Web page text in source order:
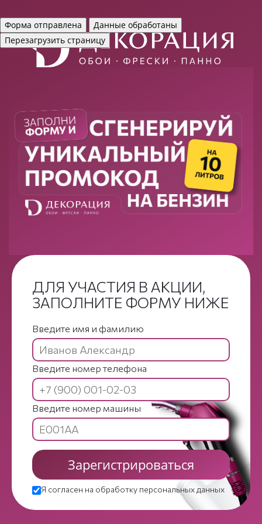
ДЛЯ УЧАСТИЯ В АКЦИИ,
ЗАПОЛНИТЕ ФОРМУ НИЖЕ
Введите имя и фамилию
Введите номер телефона
Введите номер машины
Зарегистрироваться
Я согласен на обработку персональных данных
Форма отправлена
Данные обработаны
Перезагрузить страницу